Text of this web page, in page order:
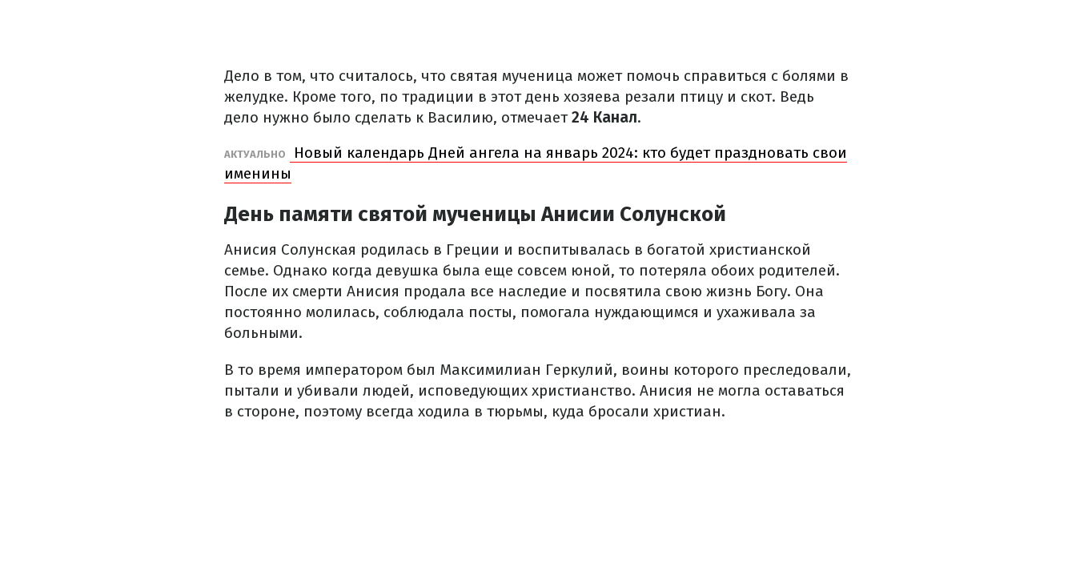
Дело в том, что считалось, что святая мученица может помочь справиться с болями в
желудке. Кроме того, по традиции в этот день хозяева резали птицу и скот. Ведь
дело нужно было сделать к Василию, отмечает24 Канал.
АКТУАЛЬНО
Новый календарь Дней ангела на январь 2024: кто будет праздновать свои
именины
День памяти святой мученицы Анисии Солунской
Анисия Солунская родилась в Греции и воспитывалась в богатой христианской
семье. Однако когда девушка была еще совсем юной, то потеряла обоих родителей.
После их смерти Анисия продала все наследие и посвятила свою жизнь Богу. Она
постоянно молилась, соблюдала посты, помогала нуждающимся и ухаживала за
больными.
В то время императором был Максимилиан Геркулий, воины которого преследовали,
пытали и убивали людей, исповедующих христианство. Анисия не могла оставаться
в стороне, поэтому всегда ходила в тюрьмы, куда бросали христиан.